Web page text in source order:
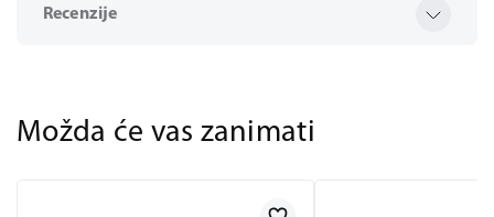
Recenzije
Možda će vas zanimati